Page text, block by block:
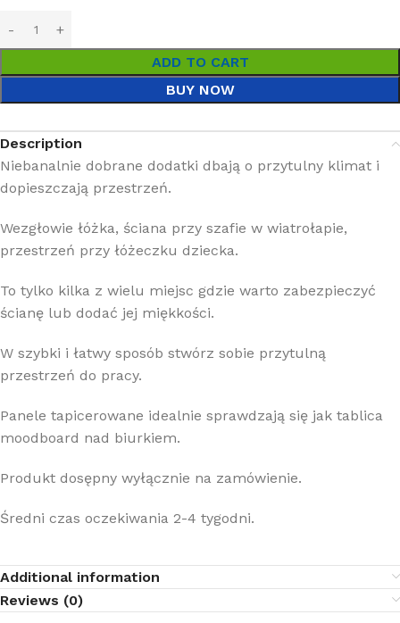
ADD TO CART
BUY NOW
Description
Niebanalnie dobrane dodatki dbają o przytulny klimat i
dopieszczają przestrzeń.
Wezgłowie łóżka, ściana przy szafie w wiatrołapie,
przestrzeń przy łóżeczku dziecka.
To tylko kilka z wielu miejsc gdzie warto zabezpieczyć
ścianę lub dodać jej miękkości.
W szybki i łatwy sposób stwórz sobie przytulną
przestrzeń do pracy.
Panele tapicerowane idealnie sprawdzają się jak tablica
moodboard nad biurkiem.
Produkt dosępny wyłącznie na zamówienie.
Średni czas oczekiwania 2-4 tygodni.
Additional information
Reviews (0)